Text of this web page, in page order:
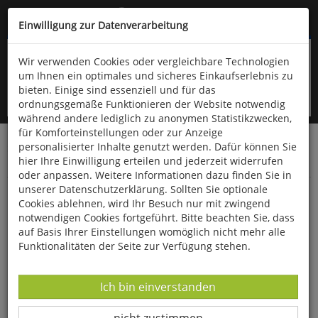
Kompletten Head der Seite überspringen
oder (06766) 9323-960
Startseite Bücher Downloads
Zeitschriften
Der Falke
Die Feldlerche - Sinkflug statt Singflug
Einwilligung zur Datenverarbeitung
Wir verwenden Cookies oder vergleichbare Technologien
um Ihnen ein optimales und sicheres Einkaufserlebnis zu
bieten. Einige sind essenziell und für das
ordnungsgemäße Funktionieren der Website notwendig
während andere lediglich zu anonymen Statistikzwecken,
für Komforteinstellungen oder zur Anzeige
personalisierter Inhalte genutzt werden. Dafür können Sie
hier Ihre Einwilligung erteilen und jederzeit widerrufen
oder anpassen. Weitere Informationen dazu finden Sie in
unserer Datenschutzerklärung. Sollten Sie optionale
Cookies ablehnen, wird Ihr Besuch nur mit zwingend
notwendigen Cookies fortgeführt. Bitte beachten Sie, dass
auf Basis Ihrer Einstellungen womöglich nicht mehr alle
Funktionalitäten der Seite zur Verfügung stehen.
Datenverarbeitung -
Ich bin einverstanden